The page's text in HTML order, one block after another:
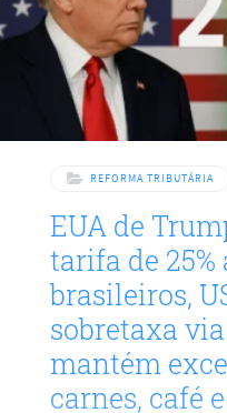
REFORMA TRIBUTÁRIA
EUA de
tarifa de 25%
brasileiros,
sobretaxa via
mantém
carnes, café